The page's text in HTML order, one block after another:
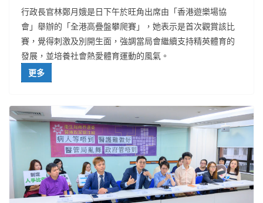
行政長官林鄭月娥是日下午於旺角出席由「香港遊樂場協
會」舉辦的「全港高疊盤攀爬賽」，她表示是首次觀賞該比
賽，覺得刺激及別開生面，強調當局會繼續支持精英體育的
發展，並培養社會熱愛體育運動的風氣。
更多